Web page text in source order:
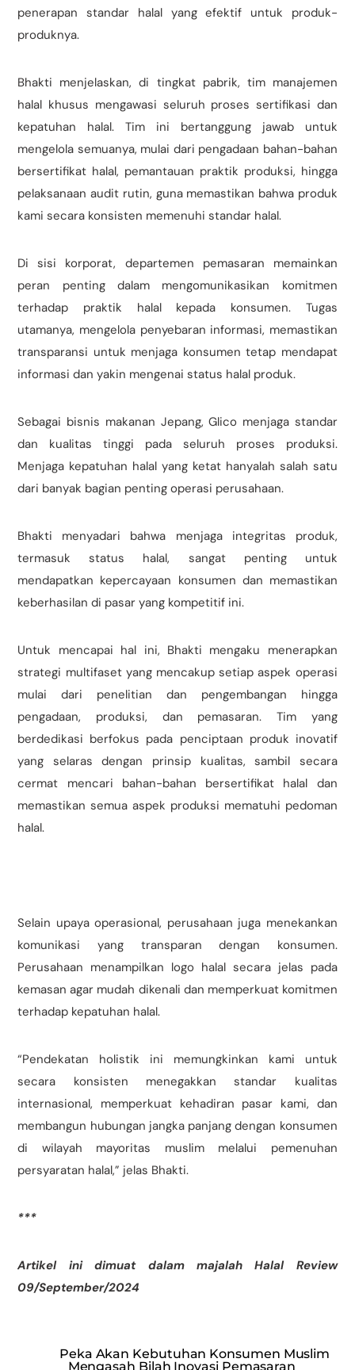
penerapan standar halal yang efektif untuk produk-
produknya.
Bhakti menjelaskan, di tingkat pabrik, tim manajemen
halal khusus mengawasi seluruh proses sertifikasi dan
kepatuhan halal. Tim ini bertanggung jawab untuk
mengelola semuanya, mulai dari pengadaan bahan-bahan
bersertifikat halal, pemantauan praktik produksi, hingga
pelaksanaan audit rutin, guna memastikan bahwa produk
kami secara konsisten memenuhi standar halal.
Di sisi korporat, departemen pemasaran memainkan
peran penting dalam mengomunikasikan komitmen
terhadap praktik halal kepada konsumen. Tugas
utamanya, mengelola penyebaran informasi, memastikan
transparansi untuk menjaga konsumen tetap mendapat
informasi dan yakin mengenai status halal produk.
Sebagai bisnis makanan Jepang, Glico menjaga standar
dan kualitas tinggi pada seluruh proses produksi.
Menjaga kepatuhan halal yang ketat hanyalah salah satu
dari banyak bagian penting operasi perusahaan.
Bhakti menyadari bahwa menjaga integritas produk,
termasuk status halal, sangat penting untuk
mendapatkan kepercayaan konsumen dan memastikan
keberhasilan di pasar yang kompetitif ini.
Untuk mencapai hal ini, Bhakti mengaku menerapkan
strategi multifaset yang mencakup setiap aspek operasi
mulai dari penelitian dan pengembangan hingga
pengadaan, produksi, dan pemasaran. Tim yang
berdedikasi berfokus pada penciptaan produk inovatif
yang selaras dengan prinsip kualitas, sambil secara
cermat mencari bahan-bahan bersertifikat halal dan
memastikan semua aspek produksi mematuhi pedoman
halal.
Selain upaya operasional, perusahaan juga menekankan
komunikasi yang transparan dengan konsumen.
Perusahaan menampilkan logo halal secara jelas pada
kemasan agar mudah dikenali dan memperkuat komitmen
terhadap kepatuhan halal.
“Pendekatan holistik ini memungkinkan kami untuk
secara konsisten menegakkan standar kualitas
internasional, memperkuat kehadiran pasar kami, dan
membangun hubungan jangka panjang dengan konsumen
di wilayah mayoritas muslim melalui pemenuhan
persyaratan halal,” jelas Bhakti.
***
Artikel ini dimuat dalam majalah Halal Review
09/September/2024
Peka Akan Kebutuhan Konsumen Muslim
Mengasah Bilah Inovasi Pemasaran